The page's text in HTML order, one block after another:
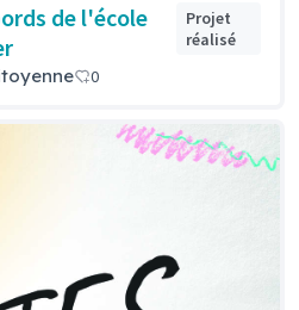
de l'école
Projet
réalisé
0